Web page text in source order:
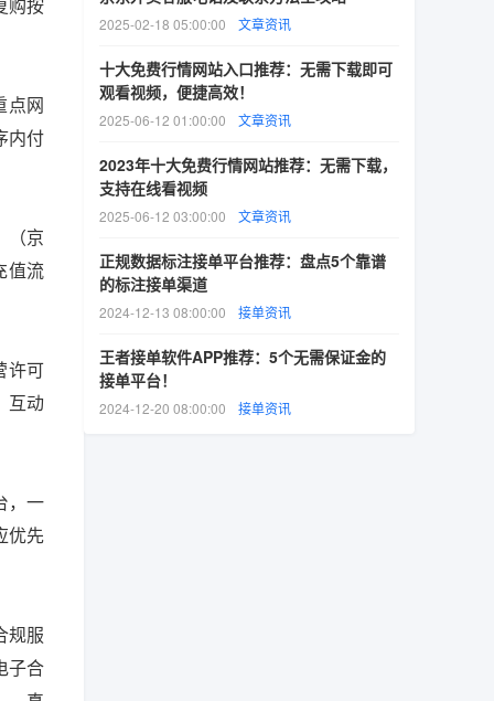
购按
点网
内付
（京
值流
许可
互动
，一
优先
规服
子合
2025-02-18 05:00:00 文章资讯
十大免费行情网站入口推荐：无需下载即可
观看视频，便捷高效！
2025-06-12 01:00:00 文章资讯
2023年十大免费行情网站推荐：无需下载，
支持在线看视频
2025-06-12 03:00:00 文章资讯
正规数据标注接单平台推荐：盘点5个靠谱
的标注接单渠道
2024-12-13 08:00:00 接单资讯
王者接单软件APP推荐：5个无需保证金的
接单平台！
2024-12-20 08:00:00 接单资讯